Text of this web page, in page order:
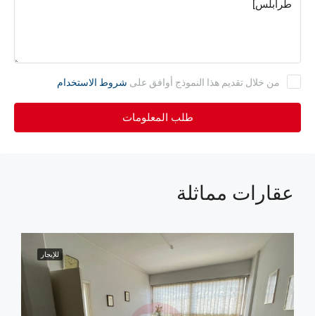
من خلال تقديم هذا النموذج أوافق على شروط الاستخدام
طلب المعلومات
عقارات مماثلة
للإيجار